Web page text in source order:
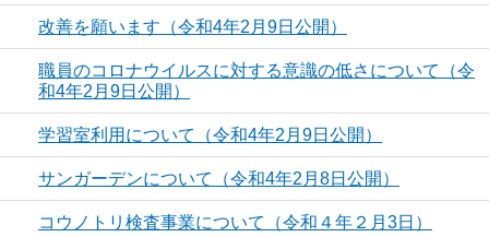
改善を願います（令和4年2月9日公開）
職員のコロナウイルスに対する意識の低さについて（令
和4年2月9日公開）
学習室利用について（令和4年2月9日公開）
サンガーデンについて（令和4年2月8日公開）
コウノトリ検査事業について（令和４年２月3日）